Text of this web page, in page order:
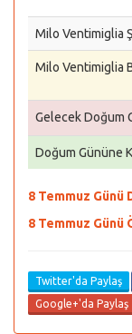
Milo Ventimiglia
Milo Ventimiglia
Gelecek Doğum
Doğum Gününe
8 Temmuz Günü
8 Temmuz Günü
Twitter'da Paylaş
Google+'da Paylaş